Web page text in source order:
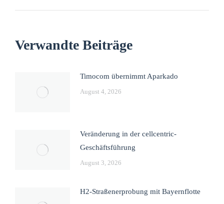
Verwandte Beiträge
Timocom übernimmt Aparkado
August 4, 2026
Veränderung in der cellcentric-
Geschäftsführung
August 3, 2026
H2-Straßenerprobung mit Bayernflotte